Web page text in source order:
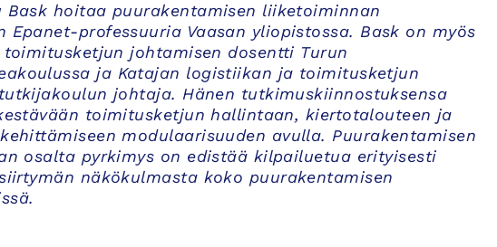
Bask hoitaa puurakentamisen liiketoiminnan
Epanet-professuuria Vaasan yliopistossa. Bask on myös
toimitusketjun johtamisen dosentti Turun
ja Katajan logistiikan ja toimitusketjun
johtaja. Hänen tutkimuskiinnostuksensa
toimitusketjun hallintaan, kiertotalouteen ja
modulaarisuuden avulla. Puurakentamisen
osalta pyrkimys on edistää kilpailuetua erityisesti
näkökulmasta koko puurakentamisen